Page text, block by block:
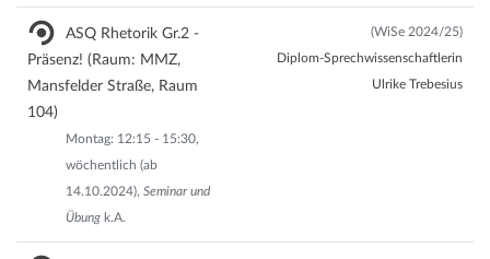
ASQ Rhetorik Gr.2 -
Präsenz! (Raum: MMZ,
Mansfelder Straße, Raum
104)
Montag: 12:15 - 15:30,
wöchentlich (ab
14.10.2024), Seminar und
Übung k.A.
(WiSe 2024/25)
Diplom-Sprechwissenschaftlerin
Ulrike Trebesius